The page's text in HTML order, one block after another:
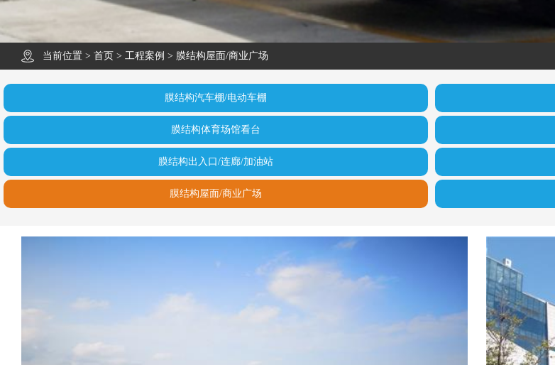
当前位置 > 首页 > 工程案例 > 膜结构屋面/商业广场
膜结构汽车棚/电动车棚
膜结构体育场馆看台
膜结构出入口/连廊/加油站
膜结构屋面/商业广场